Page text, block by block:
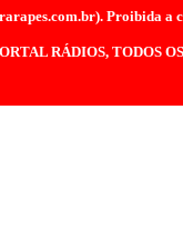
. Proibida a
RÁDIOS, TODOS